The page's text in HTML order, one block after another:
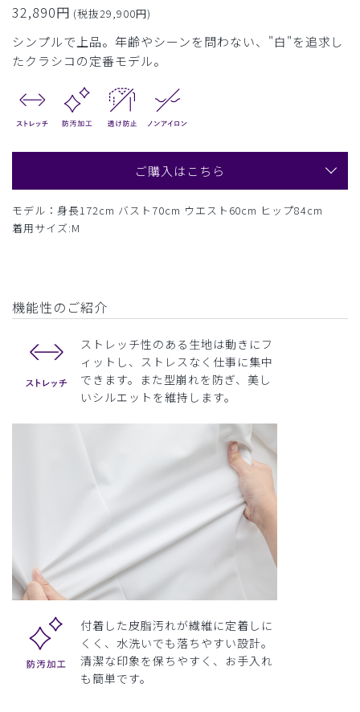
32,890円 (税抜29,900円)
シンプルで上品。年齢やシーンを問わない、"白"を追求し
たクラシコの定番モデル。
ご購入はこちら
モデル：身長172cm バスト70cm ウエスト60cm ヒップ84cm
着用サイズ:M
機能性のご紹介
ストレッチ性のある生地は動きにフ
ィットし、ストレスなく仕事に集中
できます。また型崩れを防ぎ、美し
いシルエットを維持します。
付着した皮脂汚れが繊維に定着しに
くく、水洗いでも落ちやすい設計。
清潔な印象を保ちやすく、お手入れ
も簡単です。